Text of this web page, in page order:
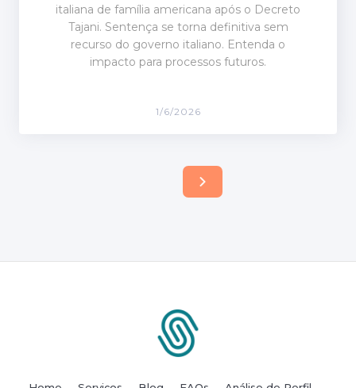
italiana de família americana após o Decreto
Tajani. Sentença se torna definitiva sem
recurso do governo italiano. Entenda o
impacto para processos futuros.
1/6/2026